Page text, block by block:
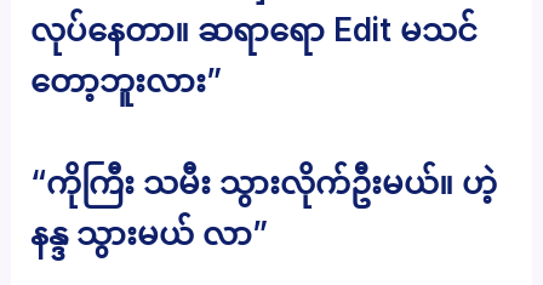
လုပ်နေတာ။ ဆရာရော Edit မသင်
တော့ဘူးလား”
“ကိုကြီး သမီး သွားလိုက်ဦးမယ်။ ဟဲ့
နန္ဒ သွားမယ် လာ”